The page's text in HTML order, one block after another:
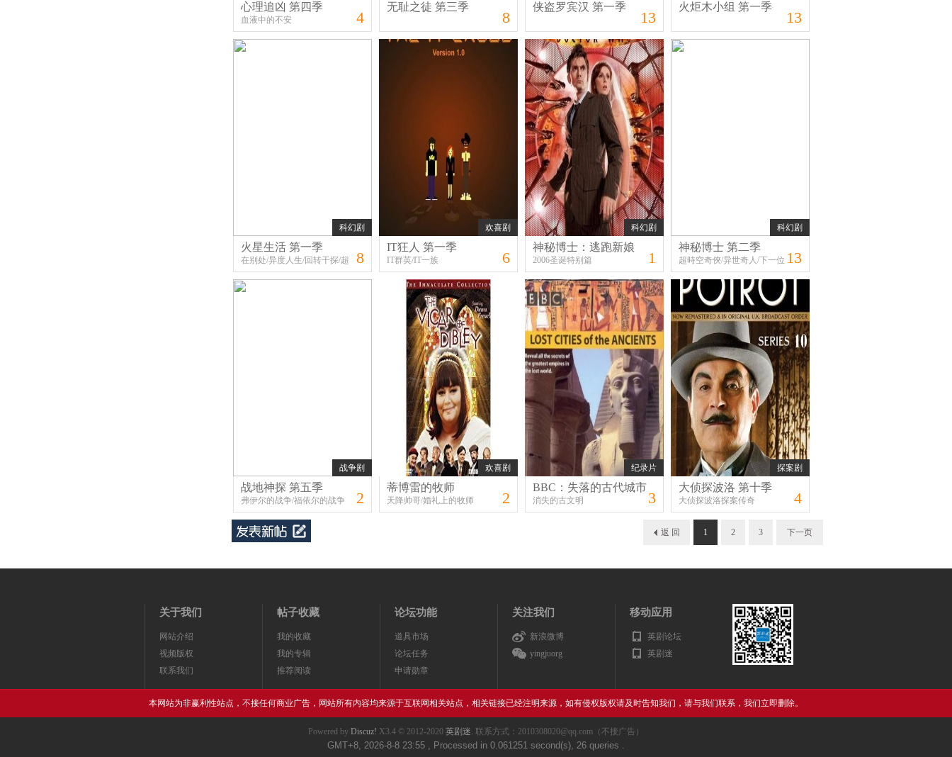
心理追凶 第四季
血液中的不安 4
无耻之徒 第三季
8
侠盗罗宾汉 第一季
13
火炬木小组 第一季
13
科幻剧
火星生活 第一季
在别处/异度人生/回转干探/超
時空警探(台)
8
欢喜剧
IT狂人 第一季
IT群英/IT一族 6
科幻剧
神秘博士：逃跑新娘
2006圣诞特别篇 1
科幻剧
神秘博士 第二季
超時空奇俠/异世奇人/下一位
博士
13
战争剧
战地神探 第五季
弗伊尔的战争/福依尔的战争 2
欢喜剧
蒂博雷的牧师
天降帅哥/婚礼上的牧师 2
纪录片
BBC：失落的古代城市
消失的古文明 3
探案剧
大侦探波洛 第十季
大侦探波洛探案传奇 4
1 2 3 下一页
返 回
关于我们
网站介绍
视频版权
联系我们
帖子收藏
我的收藏
我的专辑
推荐阅读
论坛功能
道具市场
论坛任务
申请勋章
关注我们
新浪微博
yingjuorg
移动应用
英剧论坛
英剧迷
本网站为非赢利性站点，不接任何商业广告，网站所有内容均来源于互联网相关站点，相关链接已经注明来源，如有侵权版权请及时告知我们，请与我们联系，我们立即删除。
Powered by Discuz! X3.4 © 2012-2020 英剧迷. 联系方式：2010308020@qq.com（不接广告）
GMT+8, 2026-8-8 23:55 , Processed in 0.061251 second(s), 26 queries .